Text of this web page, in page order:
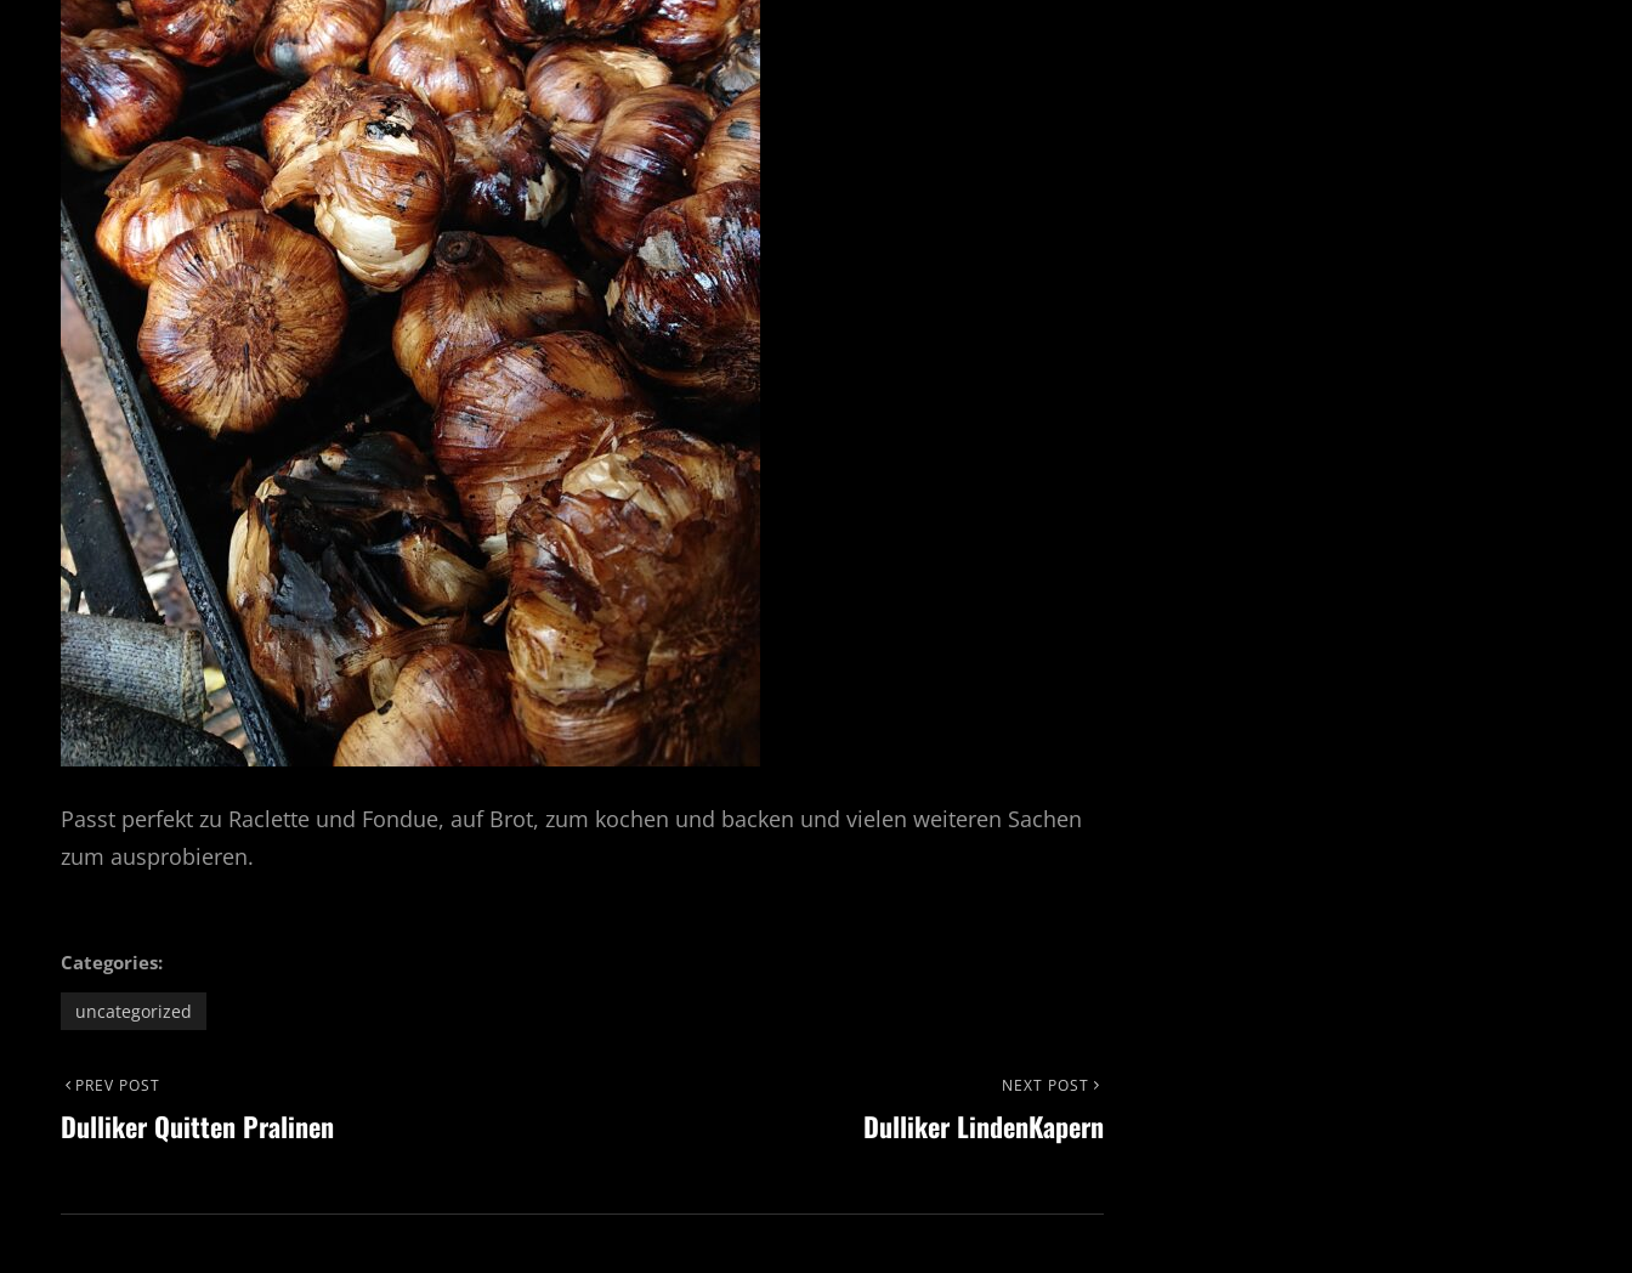
Passt perfekt zu Raclette und Fondue, auf Brot, zum kochen und backen und vielen weiteren Sachen
zum ausprobieren.
Categories:
uncategorized
Beitrags-
Navigation
Previous
Post
PREV POST
Dulliker Quitten Pralinen
NEXT POST
Dulliker LindenKapern